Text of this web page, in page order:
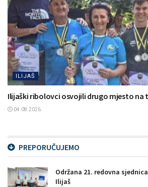
ILIJAŠ
Ilijaški ribolovci osvojili drugo mjesto na
04.08.2026.
PREPORUČUJEMO
Održana 21. redovna
Ilijaš